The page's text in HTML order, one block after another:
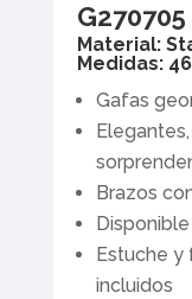
G270705
Material:
Medidas:
Gafas
Brazos
Estuche y
incluidos